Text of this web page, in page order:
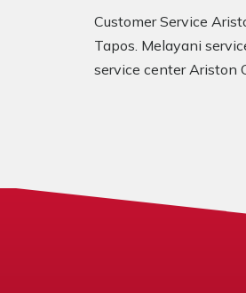
Customer Service
Tapos. Melayani
service center Ariston